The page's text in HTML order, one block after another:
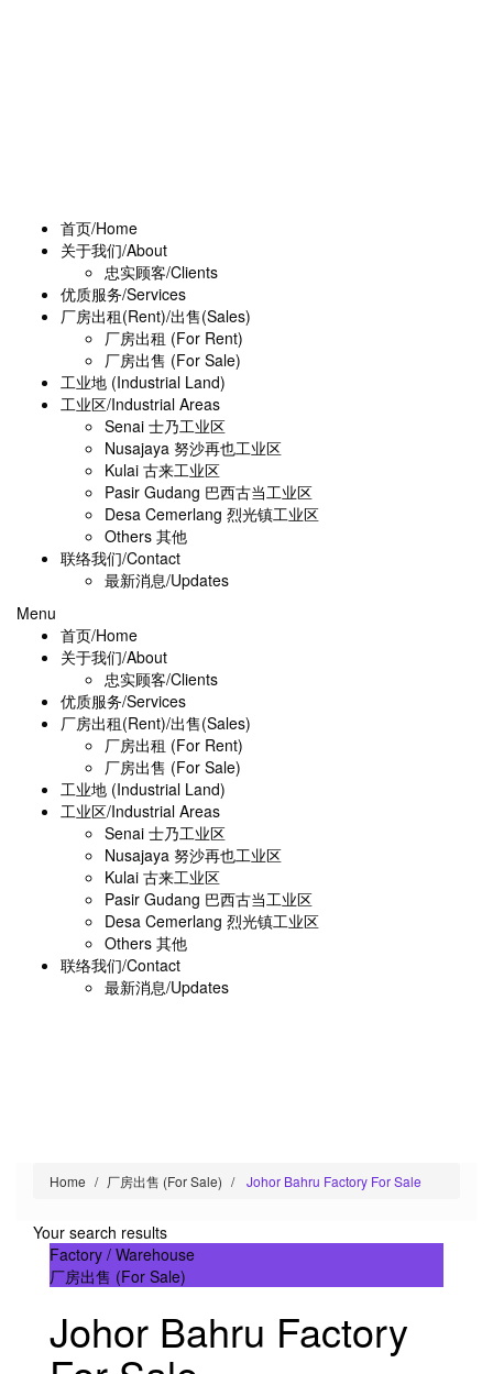
首页/Home
关于我们/About
忠实顾客/Clients
优质服务/Services
厂房出租(Rent)/出售(Sales)
厂房出租 (For Rent)
厂房出售 (For Sale)
工业地 (Industrial Land)
工业区/Industrial Areas
Senai 士乃工业区
Nusajaya 努沙再也工业区
Kulai 古来工业区
Pasir Gudang 巴西古当工业区
Desa Cemerlang 烈光镇工业区
Others 其他
联络我们/Contact
最新消息/Updates
Menu
首页/Home
关于我们/About
忠实顾客/Clients
优质服务/Services
厂房出租(Rent)/出售(Sales)
厂房出租 (For Rent)
厂房出售 (For Sale)
工业地 (Industrial Land)
工业区/Industrial Areas
Senai 士乃工业区
Nusajaya 努沙再也工业区
Kulai 古来工业区
Pasir Gudang 巴西古当工业区
Desa Cemerlang 烈光镇工业区
Others 其他
联络我们/Contact
最新消息/Updates
Home 厂房出售 (For Sale) Johor Bahru Factory For Sale
Your search results
Factory / Warehouse
厂房出售 (For Sale)
Johor Bahru Factory